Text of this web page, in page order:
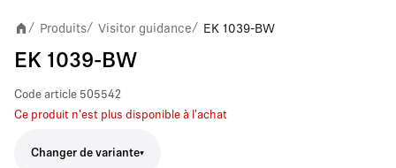
/ Produits/ Visitor guidance/ EK 1039-BW
EK 1039-BW
Code article 505542
Ce produit n'est plus disponible à l'achat
Changer de variante